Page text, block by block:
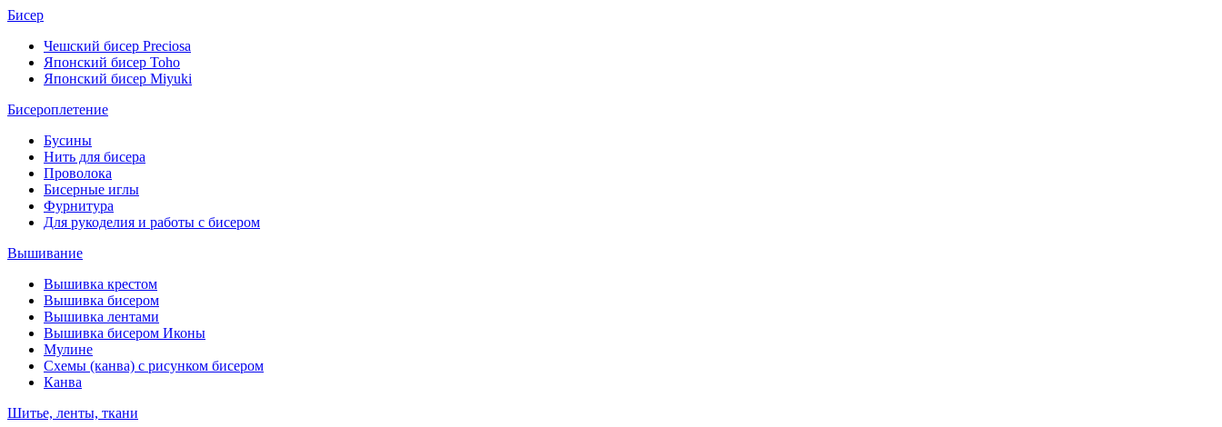
Бисер
Чешский бисер Preciosa
Японский бисер Toho
Японский бисер Miyuki
Бисероплетение
Бусины
Нить для бисера
Проволока
Бисерные иглы
Фурнитура
Для рукоделия и работы с бисером
Вышивание
Вышивка крестом
Вышивка бисером
Вышивка лентами
Вышивка бисером Иконы
Мулине
Схемы (канва) с рисунком бисером
Канва
Шитье, ленты, ткани